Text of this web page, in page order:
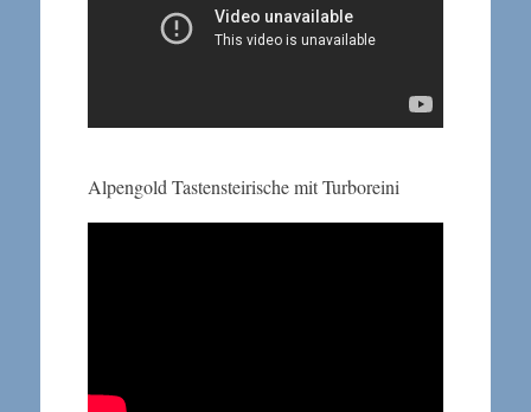
Alpengold Tastensteirische mit Turboreini